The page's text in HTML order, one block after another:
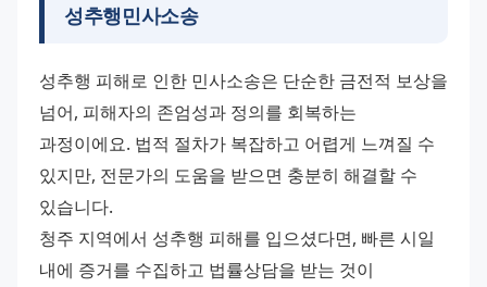
성추행민사소송
성추행 피해로 인한 민사소송은 단순한 금전적 보상을
넘어, 피해자의 존엄성과 정의를 회복하는
과정이에요. 법적 절차가 복잡하고 어렵게 느껴질 수
있지만, 전문가의 도움을 받으면 충분히 해결할 수
있습니다.
청주 지역에서 성추행 피해를 입으셨다면, 빠른 시일
내에 증거를 수집하고 법률상담을 받는 것이